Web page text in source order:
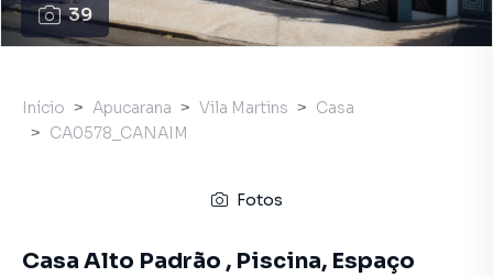
39
Início Apucarana Vila Martins
Casa
CA0578_CANAIM
Fotos
Casa Alto Padrão , Piscina, Espaço